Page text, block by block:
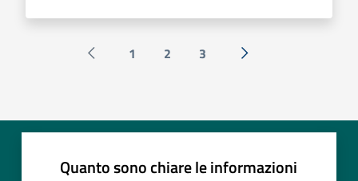
Pagina precedente
1 2 3 Successiva »
Quanto sono chiare le informazioni